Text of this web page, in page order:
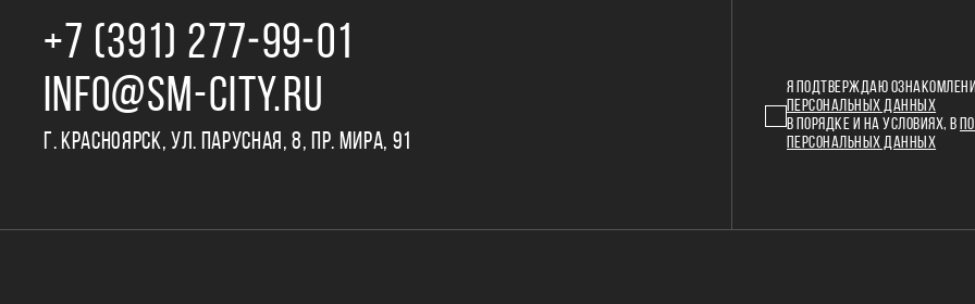
+7 (391) 277‒99‒01
INFO@SM-CITY.RU
Г. КРАСНОЯРСК, УЛ. ПАРУСНАЯ, 8, ПР. МИРА, 91
Я ПОДТВЕРЖДАЮ
ПЕРСОНАЛЬНЫХ ДАННЫХ
В ПОРЯДКЕ И НА УСЛОВИЯХ, В
ПЕРСОНАЛЬНЫХ ДАННЫХ